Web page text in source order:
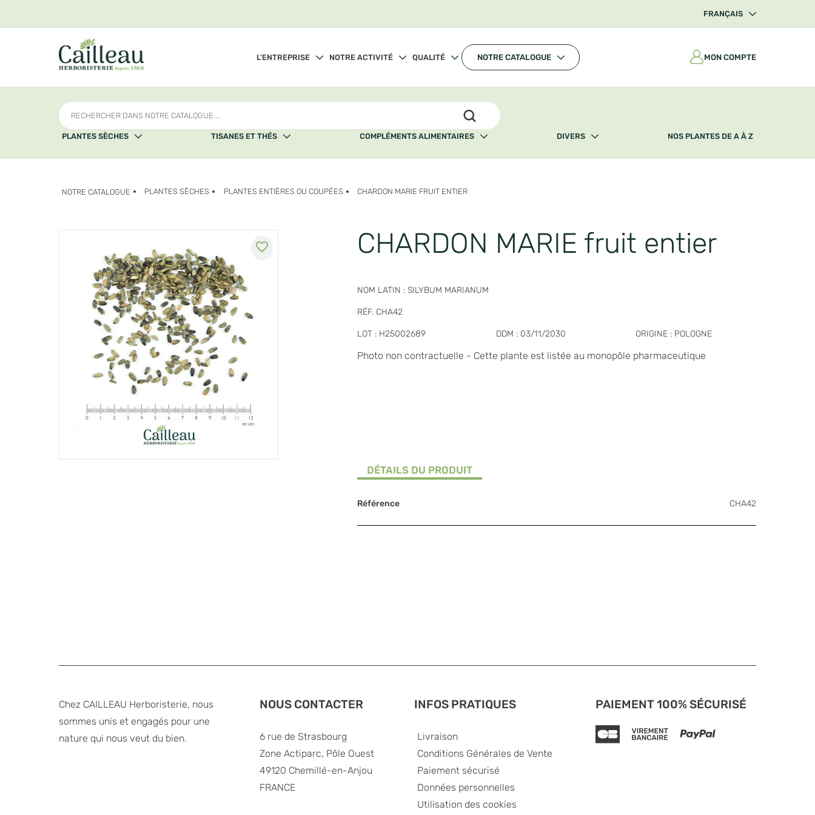
FRANÇAIS
L'ENTREPRISE NOTRE ACTIVITÉ QUALITÉ NOTRE CATALOGUE MON COMPTE
PLANTES SÈCHES TISANES ET THÉS COMPLÉMENTS ALIMENTAIRES DIVERS NOS PLANTES DE A À Z
NOTRE CATALOGUE PLANTES SÈCHES PLANTES ENTIÈRES OU COUPÉES CHARDON MARIE FRUIT ENTIER
favorite_border CHARDON MARIE fruit entier
NOM LATIN : SILYBUM MARIANUM
RÉF. CHA42
LOT : H25002689 DDM : 03/11/2030 ORIGINE : POLOGNE
Photo non contractuelle - Cette plante est listée au monopôle pharmaceutique
DÉTAILS DU PRODUIT
Référence CHA42
Chez CAILLEAU Herboristerie, nous
sommes unis et engagés pour une
nature qui nous veut du bien.
NOUS CONTACTER
6 rue de Strasbourg
Zone Actiparc, Pôle Ouest
49120 Chemillé-en-Anjou
FRANCE
INFOS PRATIQUES
Livraison
Conditions Générales de Vente
Paiement sécurisé
Données personnelles
Utilisation des cookies
PAIEMENT 100% SÉCURISÉ